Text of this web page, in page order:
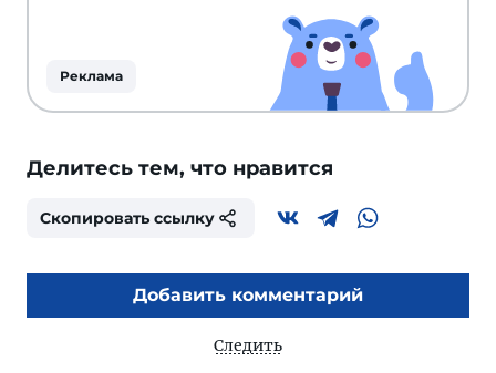
Реклама
Делитесь тем, что нравится
Скопировать ссылку
Добавить комментарий
Следить